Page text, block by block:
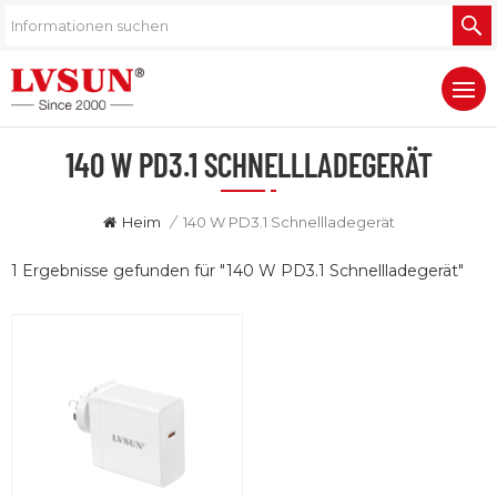
140 W PD3.1 SCHNELLLADEGERÄT
Heim / 140 W PD3.1 Schnellladegerät
1 Ergebnisse gefunden für "140 W PD3.1 Schnellladegerät"